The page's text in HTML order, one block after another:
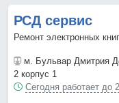
РСД сервис
Ремонт электронных
м. Бульвар Дмитрия
2 корпус 1
Сегодня работает до